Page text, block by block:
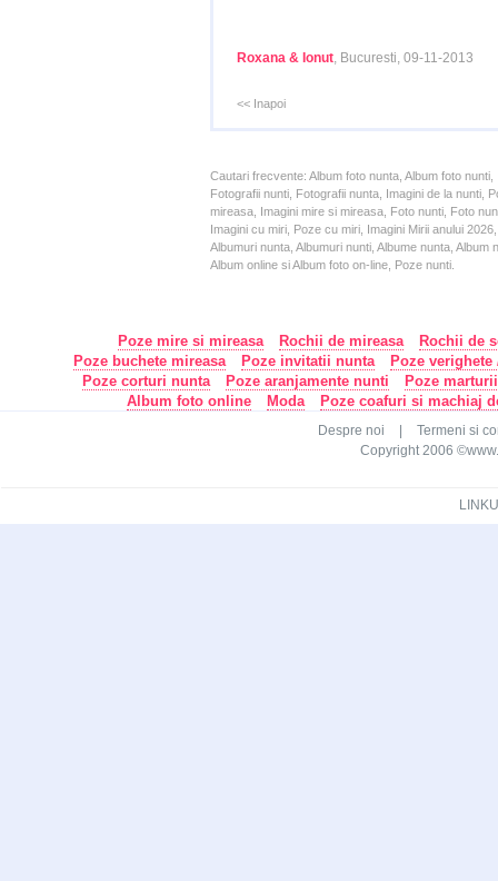
Roxana & Ionut, Bucuresti, 09-11-2013
<< Inapoi
Cautari frecvente: Album foto nunta, Album foto
Fotografii nunti, Fotografii nunta, Imagini de la nunti,
mireasa, Imagini mire si mireasa, Foto nunti, Foto
Imagini cu miri, Poze cu miri, Imagini Mirii anului
Albumuri nunta, Albumuri nunti, Albume nunta,
Album online si Album foto on-line, Poze nunti.
Poze mire si mireasa Rochii de mireasa
Rochii de
Poze buchete mireasa
Poze invitatii nunta
Poze
Poze corturi nunta
Poze aranjamente nunti
Poze
Album foto online
Moda Poze coafuri si machiaj
Despre noi
Termeni si
Copyright 2006